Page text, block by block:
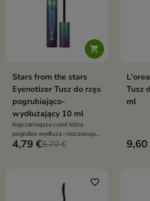

Stars from the stars
Eyenotizer Tusz do rzęs
pogrubiająco-
wydłużający 10 ml
Najczarniejsza czerń która
pogrubia wydłuża i rozczesuje
bez grudek odporna na wilgoć
4,79 €5,70 €
Tusz
ml
9,60
favorite_border